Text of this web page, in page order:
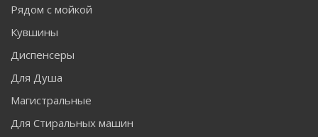
Рядом с мойкой
Кувшины
Диспенсеры
Для Душа
Магистральные
Для Стиральных машин